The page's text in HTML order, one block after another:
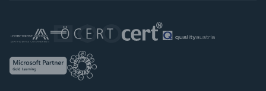
Raummiete